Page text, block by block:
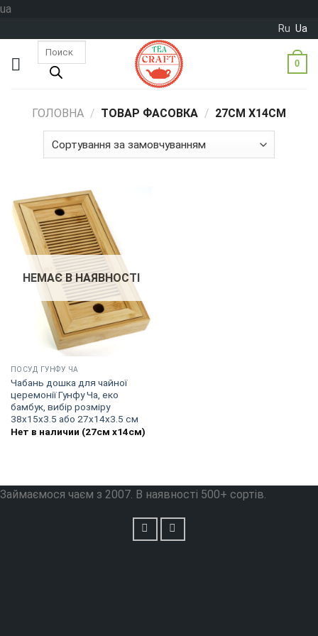
ua
content
Ru Ua
0
ГОЛОВНА / ТОВАР ФАСОВКА / 27СМ Х14СМ
НЕМАЄ В НАЯВНОСТІ
ПОСУД ГУНФУ ЧА
Чабань дошка для чайної
церемонії Гунфу Ча, еко
бамбук, вибір розміру
38х15х3.5 або 27х14х3.5 см
Нет в наличии (27см х14см)
Займаємося чаєм з 2007. В наявності 500+ сортів.